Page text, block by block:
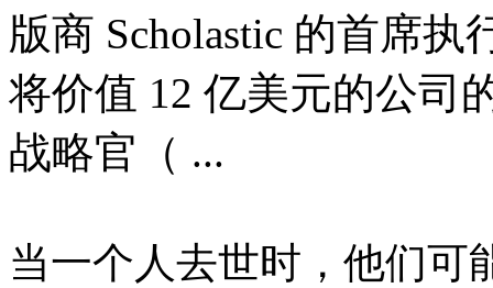
版商 Scholastic 的首席执
将价值 12 亿美元的公司
战略官（ ...
当一个人去世时，他们可